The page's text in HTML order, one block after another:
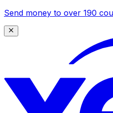
Send money to over 190